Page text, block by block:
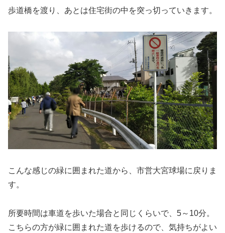
歩道橋を渡り、あとは住宅街の中を突っ切っていきます。
こんな感じの緑に囲まれた道から、市営大宮球場に戻りま
す。
所要時間は車道を歩いた場合と同じくらいで、5～10分。
こちらの方が緑に囲まれた道を歩けるので、気持ちがよい